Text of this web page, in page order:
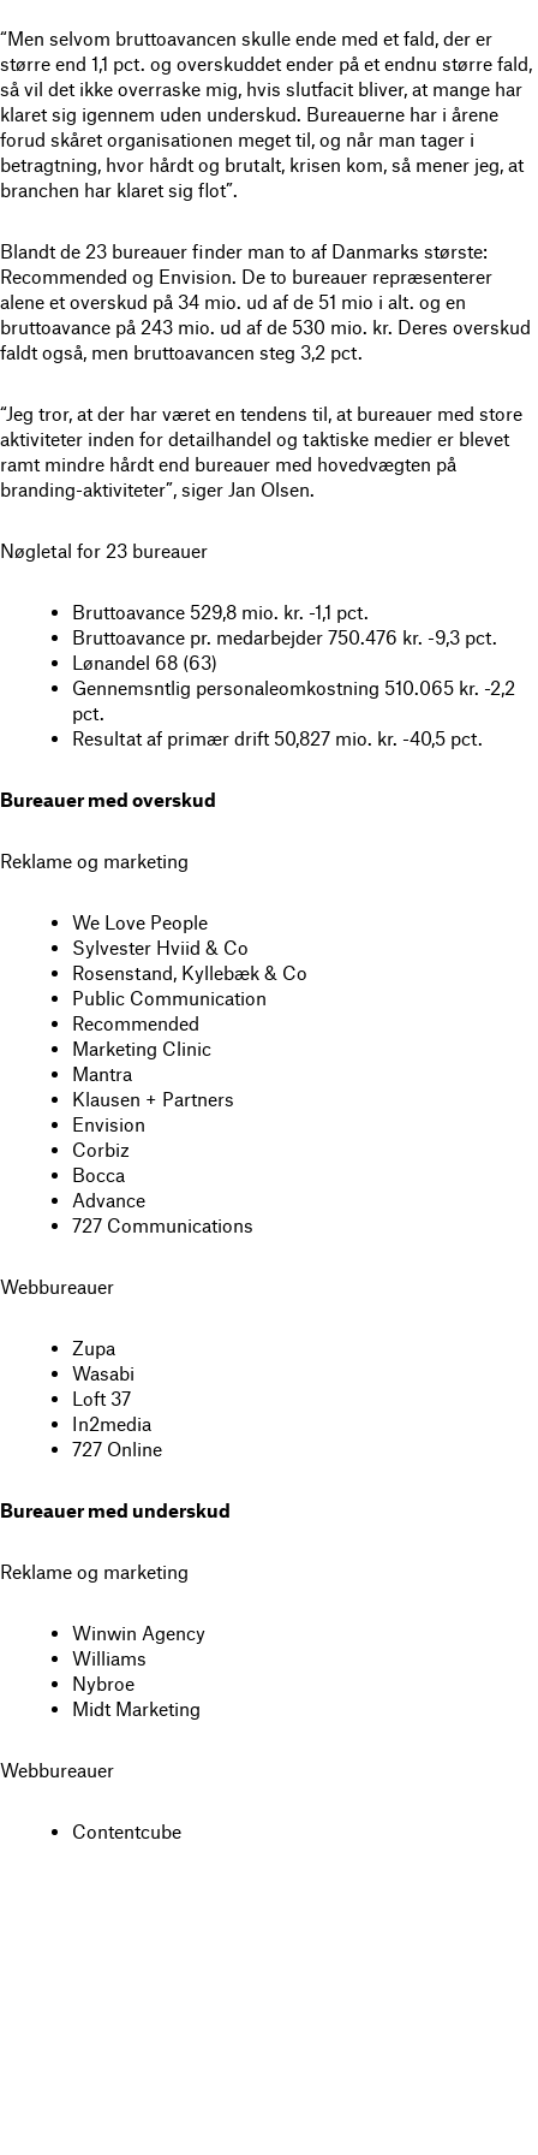
“Men selvom bruttoavancen skulle ende med et fald, der er
større end 1,1 pct. og overskuddet ender på et endnu større fald,
så vil det ikke overraske mig, hvis slutfacit bliver, at mange har
klaret sig igennem uden underskud. Bureauerne har i årene
forud skåret organisationen meget til, og når man tager i
betragtning, hvor hårdt og brutalt, krisen kom, så mener jeg, at
branchen har klaret sig flot”.
Blandt de 23 bureauer finder man to af Danmarks største:
Recommended og Envision. De to bureauer repræsenterer
alene et overskud på 34 mio. ud af de 51 mio i alt. og en
bruttoavance på 243 mio. ud af de 530 mio. kr. Deres overskud
faldt også, men bruttoavancen steg 3,2 pct.
“Jeg tror, at der har været en tendens til, at bureauer med store
aktiviteter inden for detailhandel og taktiske medier er blevet
ramt mindre hårdt end bureauer med hovedvægten på
branding-aktiviteter”, siger Jan Olsen.
Nøgletal for 23 bureauer
Bruttoavance 529,8 mio. kr. -1,1 pct.
Bruttoavance pr. medarbejder 750.476 kr. -9,3 pct.
Lønandel 68 (63)
Gennemsntlig personaleomkostning 510.065 kr. -2,2
pct.
Resultat af primær drift 50,827 mio. kr. -40,5 pct.
Bureauer med overskud
Reklame og marketing
We Love People
Sylvester Hviid & Co
Rosenstand, Kyllebæk & Co
Public Communication
Recommended
Marketing Clinic
Mantra
Klausen + Partners
Envision
Corbiz
Bocca
Advance
727 Communications
Webbureauer
Zupa
Wasabi
Loft 37
In2media
727 Online
Bureauer med underskud
Reklame og marketing
Winwin Agency
Williams
Nybroe
Midt Marketing
Webbureauer
Contentcube